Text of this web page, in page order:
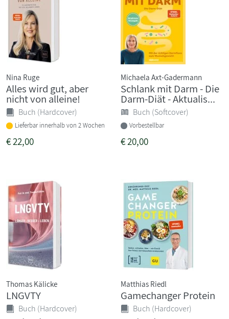
Nina Ruge
Alles wird gut, aber
nicht von alleine!
Buch (Hardcover)
Lieferbar innerhalb von 2 Wochen
€22,00
Michaela Axt-Gadermann
Schlank mit Darm - Die
Darm-Diät - Aktualis...
Buch (Softcover)
Vorbestellbar
€20,00
Thomas Kälicke
LNGVTY
Buch (Hardcover)
Matthias Riedl
Gamechanger Protein
Buch (Hardcover)